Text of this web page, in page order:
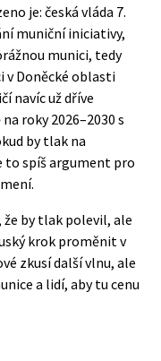
je: česká vláda 7.
muniční iniciativy,
munici, tedy
v Doněcké oblasti
navíc už dříve
roky 2026–2030 s
by tlak na
to spíš argument pro
by tlak polevil, ale
krok proměnit v
zkusí další vlnu, ale
a lidí, aby tu cenu